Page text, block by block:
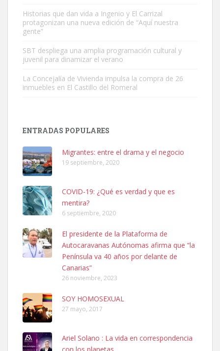
Este gato macho ha aparecido en la calle hace menos de un mes,
es muy manso y extremadamente cari...
Leales.org » Gran Canaria
Leales.org » Gran Canaria
SHIBA PERDIDO AVDA JOSE MESA Y LOPEZ
PERRO MACHO RAZA SHIBA CON MICROCHIP PERDIDO HOY
06/07/2025 ZONA MESA Y LOPEZ. ES MUY ASUSTADIZO
Leales.org » Gran Canaria
6.7.2025
Ninfa perdida
Historias que dan vida a Ingenio y El Carrizal
protagonizan una nueva edición de “Aquí nuestra
gente”
SBT despliega una amplia programación cultural y
juvenil para dinamizar el verano
La Concejalía de Vivienda impulsa la compra de 26
inmuebles en El Castillo del Romeral
ENTRADAS POPULARES
Migrantes: entre el drama y el negocio
19 septiembre, 2020
COVID-19: ¿Qué es verdad y que es
mentira?
6 septiembre, 2020
El presidente de la Plataforma de
Autocaravanas Autónomas afirma que “la
Península va 40 años por delante de
Canarias”
26 noviembre, 2023
SOY HOMOSEXUAL
27 mayo, 2017
Ariel Solano : La vida en correspondencia